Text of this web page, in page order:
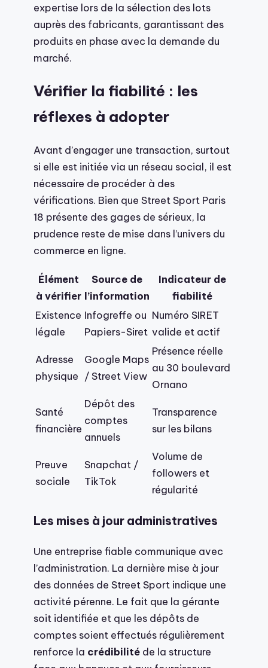
expertise lors de la sélection des lots
auprès des fabricants, garantissant des
produits en phase avec la demande du
marché.
Vérifier la fiabilité : les
réflexes à adopter
Avant d’engager une transaction, surtout
si elle est initiée via un réseau social, il est
nécessaire de procéder à des
vérifications. Bien que Street Sport Paris
18 présente des gages de sérieux, la
prudence reste de mise dans l’univers du
commerce en ligne.
Élément
à vérifier
Source de
l’information
Indicateur de
fiabilité
Existence
légale
Infogreffe ou
Papiers-Siret
Numéro SIRET
valide et actif
Adresse
physique
Google Maps
/ Street View
Présence réelle
au 30 boulevard
Ornano
Santé
financière
Dépôt des
comptes
annuels
Transparence
sur les bilans
Preuve
sociale
Snapchat /
TikTok
Volume de
followers et
régularité
Les mises à jour administratives
Une entreprise fiable communique avec
l’administration. La dernière mise à jour
des données de Street Sport indique une
activité pérenne. Le fait que la gérante
soit identifiée et que les dépôts de
comptes soient effectués régulièrement
renforce la crédibilité de la structure